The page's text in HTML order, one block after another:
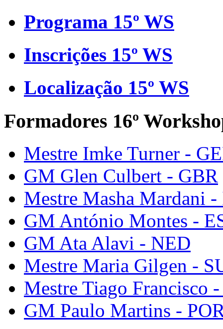
Programa 15º WS
Inscrições 15º WS
Localização 15º WS
Formadores 16º
Mestre Imke Turner -
GM Glen Culbert - GBR
Mestre Masha Mardani
GM António Montes -
GM Ata Alavi - NED
Mestre Maria Gilgen -
Mestre Tiago Francisco
GM Paulo Martins -